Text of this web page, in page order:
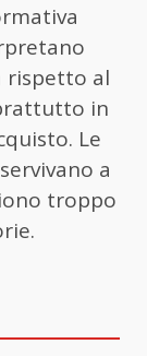
rispetto al
in
Le
a
troppo